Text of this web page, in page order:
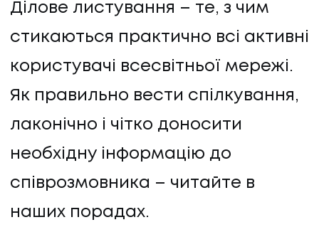
Ділове листування – те, з чим
стикаються практично всі активні
користувачі всесвітньої мережі.
Як правильно вести спілкування,
лаконічно і чітко доносити
необхідну інформацію до
співрозмовника – читайте в
наших порадах.